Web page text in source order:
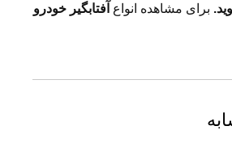
. برای مشاهده انواع آفتابگیر خودرو